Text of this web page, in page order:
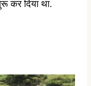
कर दिया था.